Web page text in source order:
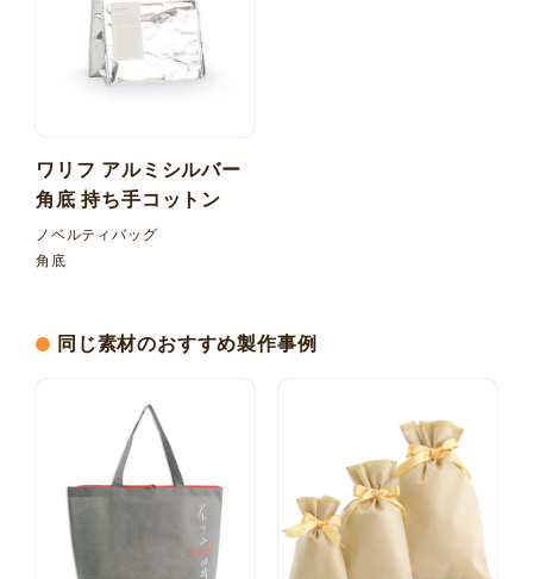
ワリフ アルミシルバー
角底 持ち手コットン
ノベルティバッグ
角底
同じ素材のおすすめ製作事例